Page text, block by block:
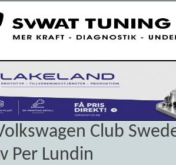
Club
Per Lundin